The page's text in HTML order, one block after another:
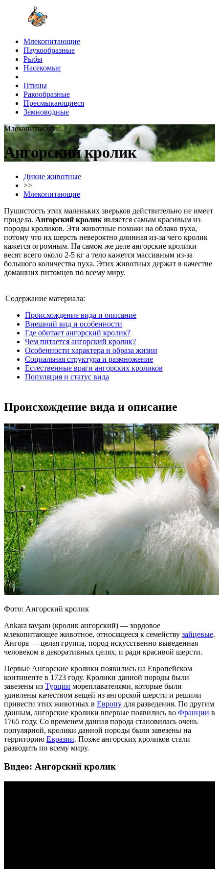
Млекопитающие
Паукообразные
Рыбы
Насекомые
Птицы
Ракообразные
Пресмыкающиеся
Земноводные
Млекопитающие
Ангорский кролик
Дикие животные
>>
Млекопитающие
Пушистость этих маленьких зверьков действительно не имеет
придела. Ангорский кролик является самым красивым из
породы кроликов. Эти животные похожи на облако пуха,
потому что их шерсть невероятно длинная из-за чего кролик
кажется огромным. На самом же деле ангорские кролики
весят всего около 2-5 кг а тело кажется массивным из-за
большого количества пуха. Этих животных держат в качестве
домашних питомцев по всему миру.
Содержание материала:
Происхождение вида и описание
Внешний вид и особенности
Где обитает ангорский кролик?
Чем питается ангорский кролик?
Особенности характера и образа жизни
Социальная структура и размножение
Естественные враги ангорских кроликов
Популяция и статус вида
Происхождение вида и описание
Фото: Ангорский кролик
Ankara tavşanı (кролик ангорский) — хордовое
млекопитающее животное, относящееся к семейству зайцевые.
Ангора — целая группа, пород искусственно выведенная
человеком в декоративных целях, и ради красивой шерсти.
Первые Ангорские кролики появились на Европейском
континенте в 1723 году. Кролики данной породы были
завезены из Турции мореплавателями, которые были
удивлены качеством вещей из ангорской шерсти и решили
привести этих животных в Европу для разведения. По другим
данным, ангорские кролики впервые появились во Франции в
1765 году. Со временем данная порода становилась очень
популярной, кролики данной породы были завезены на
территорию Евразии. Позже ангорских кроликов стали
разводить по всему миру.
Видео: Ангорский кролик